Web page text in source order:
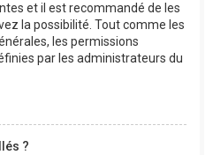
et il est recommandé de les
la possibilité. Tout comme les
les permissions
par les administrateurs du
?